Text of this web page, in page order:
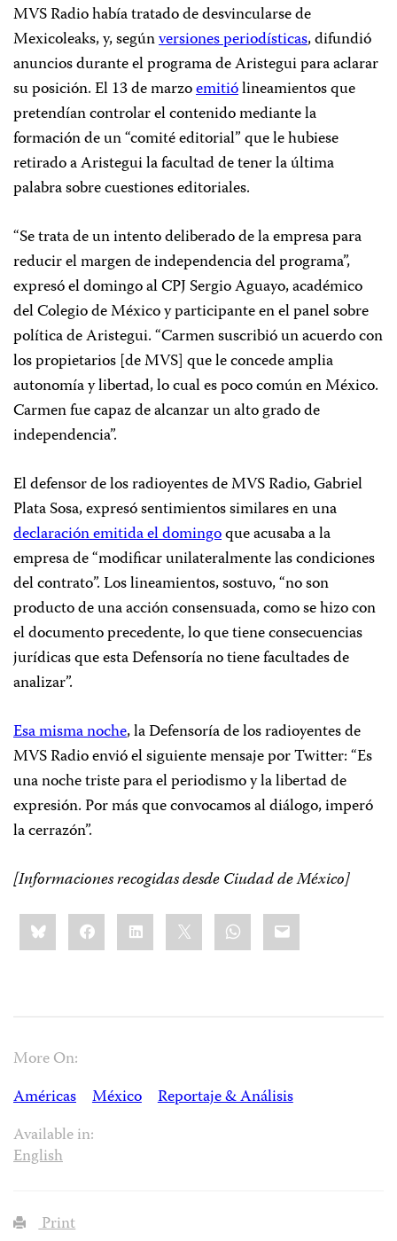
MVS Radio había tratado de desvincularse de
Mexicoleaks, y, segúnversiones periodísticas, difundió
anuncios durante el programa de Aristegui para aclarar
su posición. El 13 de marzoemitiólineamientos que
pretendían controlar el contenido mediante la
formación de un “comité editorial” que le hubiese
retirado a Aristegui la facultad de tener la última
palabra sobre cuestiones editoriales.
“Se trata de un intento deliberado de la empresa para
reducir el margen de independencia del programa”,
expresó el domingo al CPJ Sergio Aguayo, académico
del Colegio de México y participante en el panel sobre
política de Aristegui. “Carmen suscribió un acuerdo con
los propietarios [de MVS] que le concede amplia
autonomía y libertad, lo cual es poco común en México.
Carmen fue capaz de alcanzar un alto grado de
independencia”.
El defensor de los radioyentes de MVS Radio, Gabriel
Plata Sosa, expresó sentimientos similares en una
declaración emitida el domingoque acusaba a la
empresa de “modificar unilateralmente las condiciones
del contrato”. Los lineamientos, sostuvo, “no son
producto de una acción consensuada, como se hizo con
el documento precedente, lo que tiene consecuencias
jurídicas que esta Defensoría no tiene facultades de
analizar”.
Esa misma noche, la Defensoría de los radioyentes de
MVS Radio envió el siguiente mensaje por Twitter: “Es
una noche triste para el periodismo y la libertad de
expresión. Por más que convocamos al diálogo, imperó
la cerrazón”.
[Informaciones recogidas desde Ciudad de México]
Share
this:BlueskyFacebookLinkedIn WhatsApp
Email
More On:
Américas
México
Reportaje & Análisis
Available in:
English
Print